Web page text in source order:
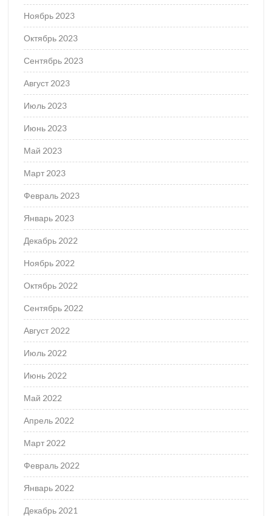
Ноябрь 2023
Октябрь 2023
Сентябрь 2023
Август 2023
Июль 2023
Июнь 2023
Май 2023
Март 2023
Февраль 2023
Январь 2023
Декабрь 2022
Ноябрь 2022
Октябрь 2022
Сентябрь 2022
Август 2022
Июль 2022
Июнь 2022
Май 2022
Апрель 2022
Март 2022
Февраль 2022
Январь 2022
Декабрь 2021